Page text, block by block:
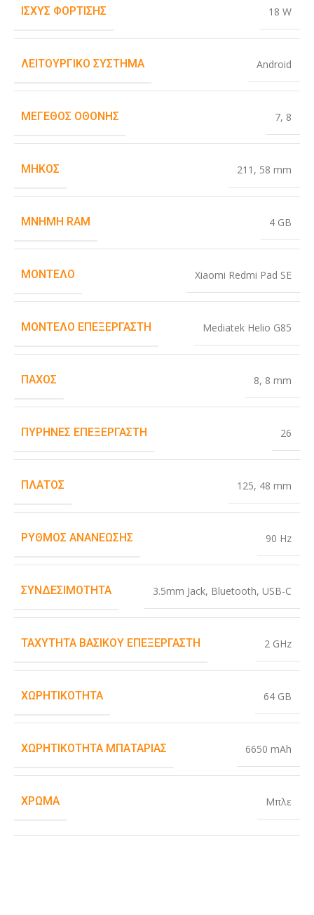
ΙΣΧΎΣ ΦΌΡΤΙΣΗΣ 18 W
ΛΕΙΤΟΥΡΓΙΚΌ ΣΎΣΤΗΜΑ Android
ΜΈΓΕΘΟΣ ΟΘΌΝΗΣ 7, 8
ΜΉΚΟΣ 211 , 58 mm
ΜΝΉΜΗ RAM 4 GB
ΜΟΝΤΈΛΟ Xiaomi Redmi Pad SE
ΜΟΝΤΈΛΟ ΕΠΕΞΕΡΓΑΣΤΉ Mediatek Helio G85
ΠΆΧΟΣ 8, 8 mm
ΠΥΡΉΝΕΣ ΕΠΕΞΕΡΓΑΣΤΉ 26
ΠΛΆΤΟΣ 125, 48 mm
ΡΥΘΜΌΣ ΑΝΑΝΈΩΣΗΣ 90 Hz
ΣΥΝΔΕΣΙΜΌΤΗΤΑ 3.5mm Jack, Bluetooth, USB-C
ΤΑΧΎΤΗΤΑ ΒΑΣΙΚΟΎ ΕΠΕΞΕΡΓΑΣΤΉ 2 GHz
ΧΩΡΗΤΙΚΌΤΗΤΑ 64 GB
ΧΩΡΗΤΙΚΌΤΗΤΑ ΜΠΑΤΑΡΊΑΣ 6650 mAh
ΧΡΏΜΑ Μπλε